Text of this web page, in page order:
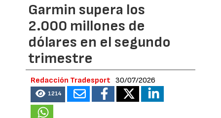
Garmin supera los
2.000 millones de
dólares en el segundo
trimestre
Redacción Tradesport 30/07/2026
1214